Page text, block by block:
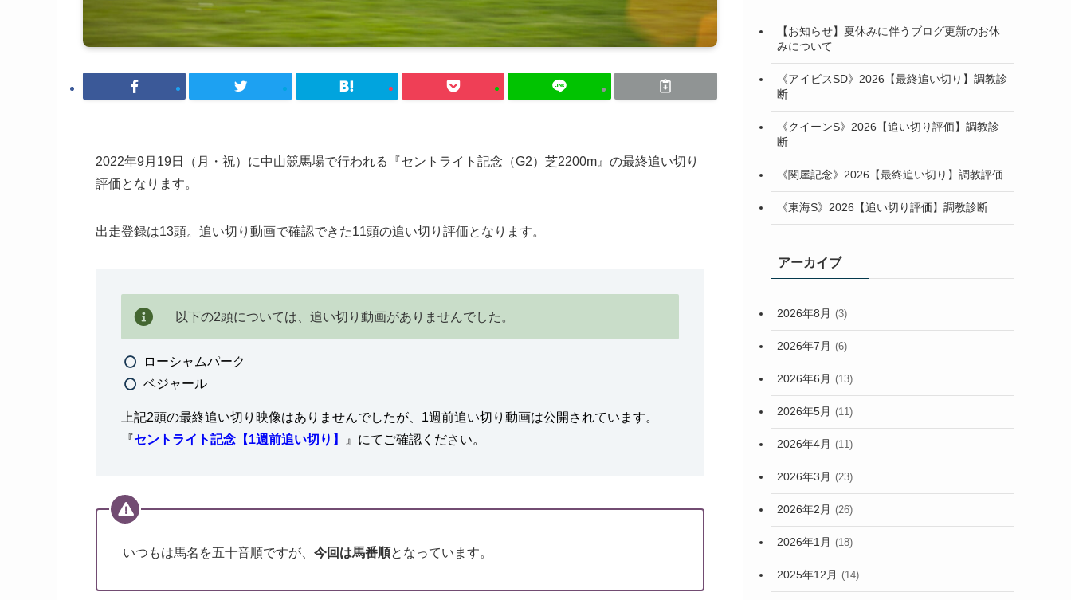
2022年9月19日（月・祝）に中山競馬場で行われる『セントライト記念（G2）芝2200m』の最終追い切り
評価となります。
出走登録は13頭。追い切り動画で確認できた11頭の追い切り評価となります。
以下の2頭については、追い切り動画がありませんでした。
ローシャムパーク
ベジャール
上記2頭の最終追い切り映像はありませんでしたが、1週前追い切り動画は公開されています。
『セントライト記念【1週前追い切り】 』にてご確認ください。
いつもは馬名を五十音順ですが、 今回は馬番順となっています。
【お知らせ】夏休みに伴うブログ更新のお休
みについて
《アイビスSD》2026【最終追い切り】調教診
断
《クイーンS》2026【追い切り評価】調教診
断
《関屋記念》2026【最終追い切り】調教評価
《東海S》2026【追い切り評価】調教診断
アーカイブ
2026年8月 (3)
2026年7月 (6)
2026年6月 (13)
2026年5月 (11)
2026年4月 (11)
2026年3月 (23)
2026年2月 (26)
2026年1月 (18)
2025年12月 (14)